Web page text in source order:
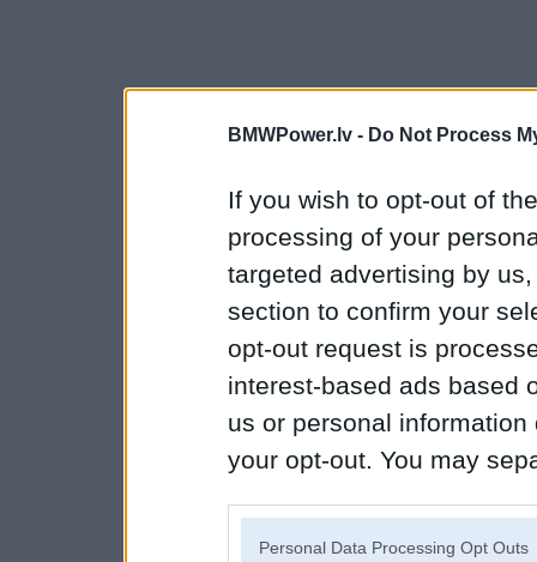
BMWPower.lv - Do Not Process
If you wish to opt-out of
processing of your
targeted advertising by
section to confirm your
opt-out request is
interest-based ads based
us or personal
your opt-out. You may
Personal Data Processing Opt Outs